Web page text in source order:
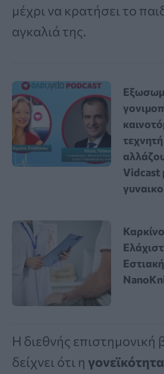
μέχρι να κρατήσει το
αγκαλιά της.
Vidcast
Η διεθνής επιστημονική
δείχνει ότι η γονεϊκότητα